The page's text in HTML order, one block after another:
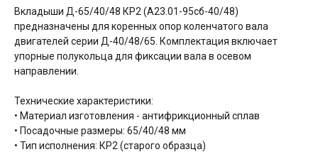
Вкладыши Д-65/40/48 КР2 (А23.01-95сб-40/48)
предназначены для коренных опор коленчатого вала
двигателей серии Д-40/48/65. Комплектация включает
упорные полукольца для фиксации вала в осевом
направлении.
Технические характеристики:
• Материал изготовления - антифрикционный сплав
• Посадочные размеры: 65/40/48 мм
• Тип исполнения: КР2 (старого образца)